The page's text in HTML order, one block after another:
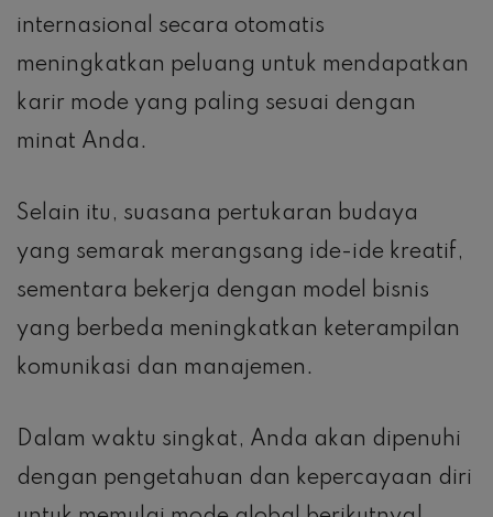
internasional secara otomatis
meningkatkan peluang untuk mendapatkan
karir mode yang paling sesuai dengan
minat Anda.
Selain itu, suasana pertukaran budaya
yang semarak merangsang ide-ide kreatif,
sementara bekerja dengan model bisnis
yang berbeda meningkatkan keterampilan
komunikasi dan manajemen.
Dalam waktu singkat, Anda akan dipenuhi
dengan pengetahuan dan kepercayaan diri